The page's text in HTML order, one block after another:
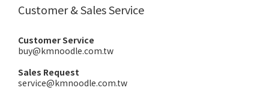
Customer & Sales Service
Customer Service
buy@kmnoodle.com.tw
Sales Request
service@kmnoodle.com.tw